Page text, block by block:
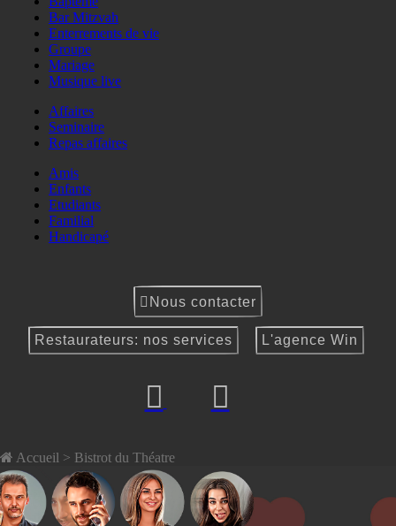
Bar Mitzvah
Enterrements de vie
Groupe
Mariage
Musique live
Affaires
Seminaire
Repas affaires
Amis
Enfants
Etudiants
Familial
Handicapé
Nous contacter
Restaurateurs: nos services L'agence Win
Accueil > Bistrot du Théatre